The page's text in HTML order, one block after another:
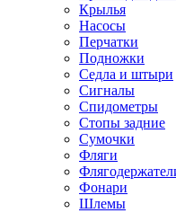
Крылья
Насосы
Перчатки
Подножки
Седла и штыри
Сигналы
Спидометры
Стопы задние
Сумочки
Фляги
Фонари
Шлемы